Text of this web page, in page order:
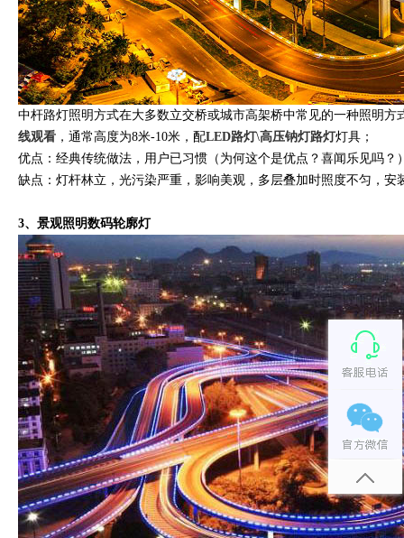
中杆路灯照明方式在大多数立交桥或城市高架桥中常见的一种照明
线观看 ，通常高度为8米-10米，配LED路灯\高压钠灯路灯灯具；
优点：经典传统做法，用户已习惯（为何这个是优点？喜闻乐见吗？
缺点：灯杆林立，光污染严重，影响美观，多层叠加时照度不匀，安
3、景观照明数码轮廓灯